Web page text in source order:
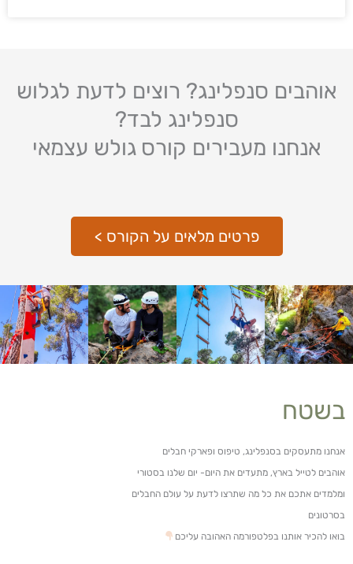
אוהבים סנפלינג? רוצים לדעת לגלוש
סנפלינג לבד?
אנחנו מעבירים קורס גולש עצמאי
פרטים מלאים על הקורס >
בשטח
אנחנו מתעסקים בסנפלינג, טיפוס ופארקי חבלים
אוהבים לטייל בארץ, מתעדים את היום- יום שלנו בסטורי
ומלמדים אתכם את כל מה שתרצו לדעת על עולם החבלים
בסרטונים
בואו להכיר אותנו בפלטפורמה האהובה עליכם